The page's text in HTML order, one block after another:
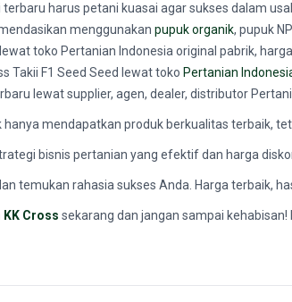
harus petani kuasai agar sukses dalam
menggunakan pupuk organik, pupuk
toko Pertanian Indonesia original pabrik,
Takii F1 Seed Seed lewat toko Pertanian
lewat supplier, agen, dealer, distributor
hanya mendapatkan produk berkualitas terbaik,
bisnis pertanian yang efektif dan harga
temukan rahasia sukses Anda. Harga terbaik,
KK Cross sekarang dan jangan sampai